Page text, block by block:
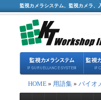
監視カメラシステム、監視カメラ、
HOME » 用語集 » バイオ